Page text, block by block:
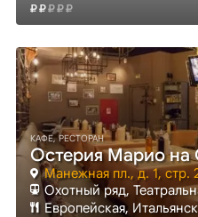
КАФЕ, РЕСТОРАН
Остерия Марио на
Манежная пл., д. 1, стр.
Охотный ряд,
Европейская,